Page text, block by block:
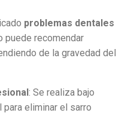
problemas dentales
puede recomendar
de la gravedad del
: Se realiza bajo
eliminar el sarro